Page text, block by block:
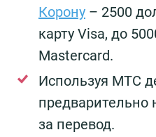
Корону – 2500
карту Visa, до
Mastercard.
Используя МТС
предварительно
за перевод.